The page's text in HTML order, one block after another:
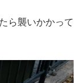
ら襲いかかって